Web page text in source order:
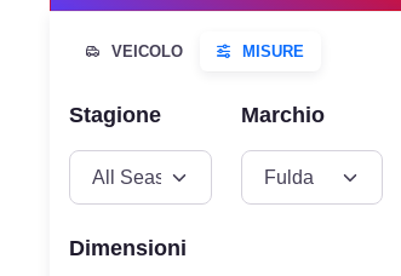
MISURE
Stagione Marchio
Dimensioni